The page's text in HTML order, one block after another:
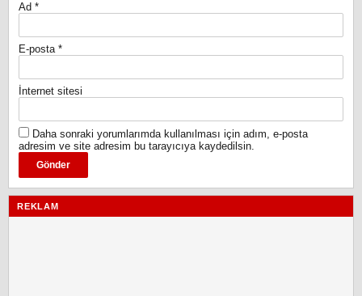
Ad *
E-posta *
İnternet sitesi
Daha sonraki yorumlarımda kullanılması için adım, e-posta
adresim ve site adresim bu tarayıcıya kaydedilsin.
REKLAM